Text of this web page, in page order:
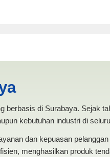
di Surabaya. Sejak
kebutuhan industri di
dan kepuasan
menghasilkan produk